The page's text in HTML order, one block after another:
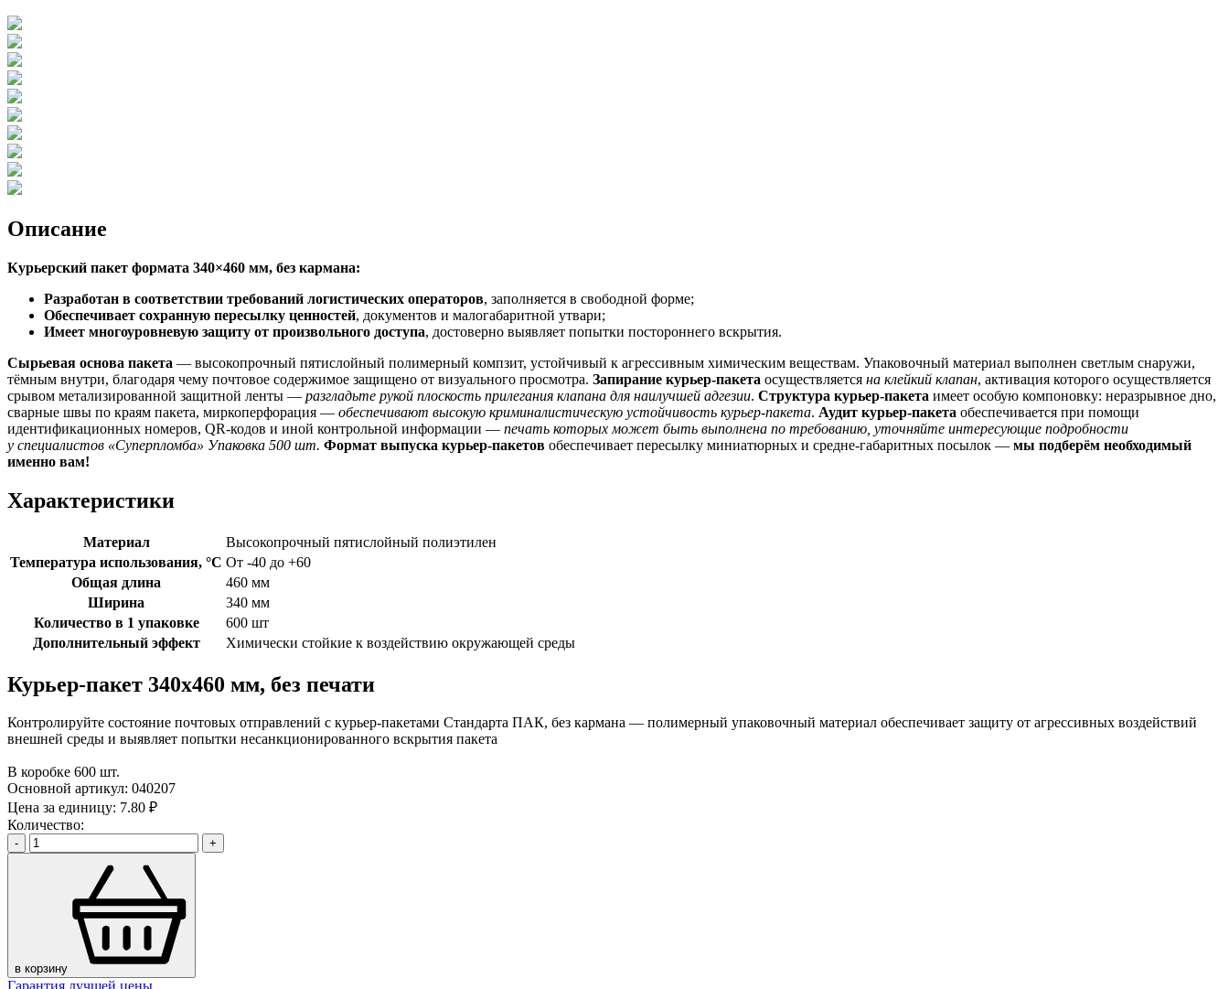
Описание
Курьерский пакет формата 340×460 мм, без кармана:
Разработан в соответствии требований логистических операторов, заполняется в свободной форме;
Обеспечивает сохранную пересылку ценностей, документов и малогабаритной утвари;
Имеет многоуровневую защиту от произвольного доступа, достоверно выявляет попытки постороннего вскрытия.
Сырьевая основа пакета — высокопрочный пятислойный полимерный компзит, устойчивый к агрессивным химическим веществам. Упаковочный материал выполнен светлым снаружи,
тёмным внутри, благодаря чему почтовое содержимое защищено от визуального просмотра. Запирание курьер-пакета осуществляется на клейкий клапан, активация которого осуществляется
срывом метализированной защитной ленты — разгладьте рукой плоскость прилегания клапана для наилучшей адгезии. Структура курьер-пакета имеет особую компоновку: неразрывное дно,
сварные швы по краям пакета, миркоперфорация — обеспечивают высокую криминалистическую устойчивость курьер-пакета. Аудит курьер-пакета обеспечивается при помощи
идентификационных номеров, QR-кодов и иной контрольной информации — печать которых может быть выполнена по требованию, уточняйте интересующие подробности
у специалистов «Суперпломба» Упаковка 500 шт. Формат выпуска курьер-пакетов обеспечивает пересылку миниатюрных и средне-габаритных посылок — мы подберём необходимый
именно вам!
Характеристики
Материал
Высокопрочный пятислойный полиэтилен
Температура использования, °C От -40 до +60
Общая длина
460 мм
Ширина
340 мм
Количество в 1 упаковке
600 шт
Дополнительный эффект
Химически стойкие к воздействию окружающей среды
Курьер-пакет 340х460 мм, без печати
Контролируйте состояние почтовых отправлений с курьер-пакетами Стандарта ПАК, без кармана — полимерный упаковочный материал обеспечивает защиту от агрессивных воздействий
внешней среды и выявляет попытки несанкционированного вскрытия пакета
В коробке 600 шт.
Основной артикул: 040207
Цена за единицу: 7.80 ₽
Количество:
- +
в корзину